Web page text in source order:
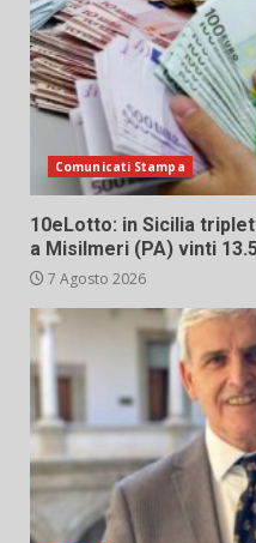
Comunicati Stampa
10eLotto: in Sicilia
a Misilmeri (PA) vinti
7 Agosto 2026